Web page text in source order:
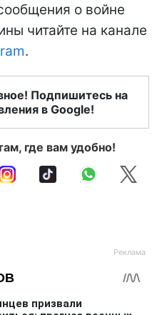
о войне
читайте на канале
.
Подпишитесь на
в Google!
где вам удобно!